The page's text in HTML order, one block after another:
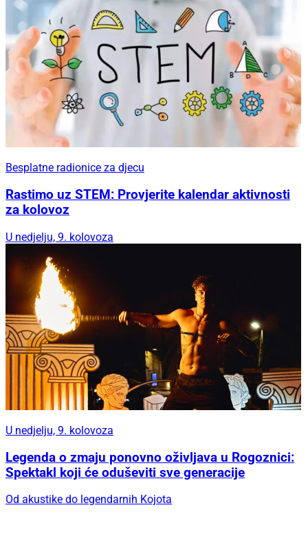
Besplatne radionice za djecu
Rastimo uz STEM: Provjerite kalendar aktivnosti
za kolovoz
U nedjelju, 9. kolovoza
U nedjelju, 9. kolovoza
Legenda o zmaju ponovno oživljava u Rogoznici:
Spektakl koji će oduševiti sve generacije
Od akustike do legendarnih Kojota